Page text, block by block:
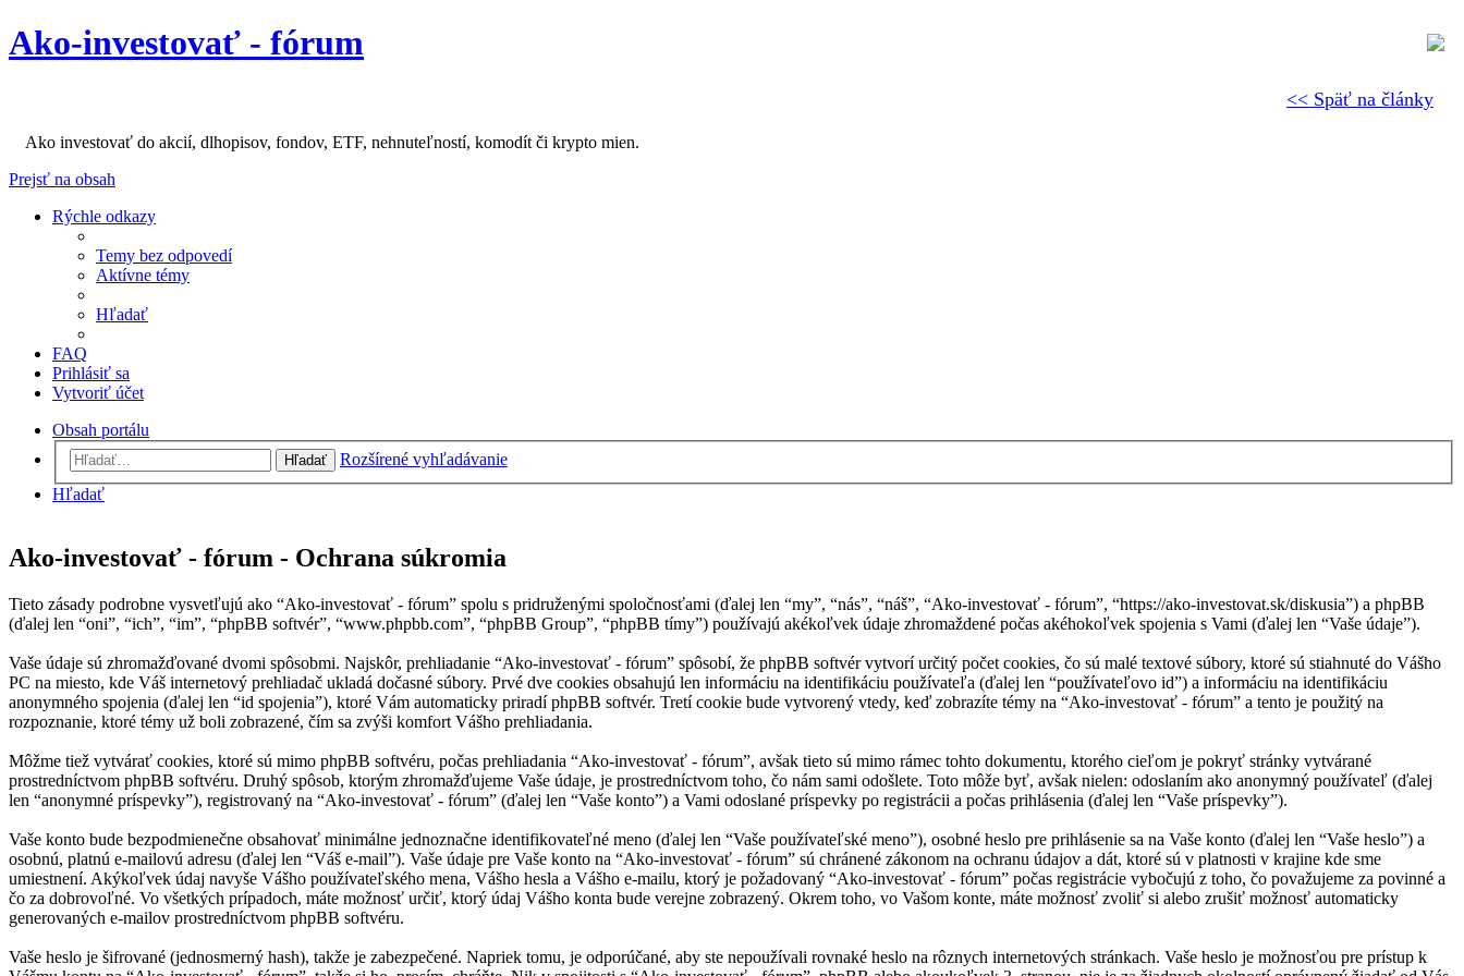
<< Späť na články
Ako-investovať - fórum
Ako investovať do akcií, dlhopisov, fondov, ETF, nehnuteľností, komodít či krypto mien.
Prejsť na obsah
Rýchle odkazy
Temy bez odpovedí
Aktívne témy
Hľadať
FAQ
Prihlásiť sa
Vytvoriť účet
Obsah portálu
Hľadať
Rozšírené vyhľadávanie
Hľadať
Ako-investovať - fórum - Ochrana súkromia
Tieto zásady podrobne vysvetľujú ako “Ako-investovať - fórum” spolu s pridruženými spoločnosťami (ďalej len “my”, “nás”, “náš”, “Ako-investovať - fórum”, “https://ako-investovat.sk/diskusia”) a phpBB
(ďalej len “oni”, “ich”, “im”, “phpBB softvér”, “www.phpbb.com”, “phpBB Group”, “phpBB tímy”) používajú akékoľvek údaje zhromaždené počas akéhokoľvek spojenia s Vami (ďalej len “Vaše údaje”).
Vaše údaje sú zhromažďované dvomi spôsobmi. Najskôr, prehliadanie “Ako-investovať - fórum” spôsobí, že phpBB softvér vytvorí určitý počet cookies, čo sú malé textové súbory, ktoré sú stiahnuté do Vášho
PC na miesto, kde Váš internetový prehliadač ukladá dočasné súbory. Prvé dve cookies obsahujú len informáciu na identifikáciu používateľa (ďalej len “používateľovo id”) a informáciu na identifikáciu
anonymného spojenia (ďalej len “id spojenia”), ktoré Vám automaticky priradí phpBB softvér. Tretí cookie bude vytvorený vtedy, keď zobrazíte témy na “Ako-investovať - fórum” a tento je použitý na
rozpoznanie, ktoré témy už boli zobrazené, čím sa zvýši komfort Vášho prehliadania.
Môžme tiež vytvárať cookies, ktoré sú mimo phpBB softvéru, počas prehliadania “Ako-investovať - fórum”, avšak tieto sú mimo rámec tohto dokumentu, ktorého cieľom je pokryť stránky vytvárané
prostredníctvom phpBB softvéru. Druhý spôsob, ktorým zhromažďujeme Vaše údaje, je prostredníctvom toho, čo nám sami odošlete. Toto môže byť, avšak nielen: odoslaním ako anonymný používateľ (ďalej
len “anonymné príspevky”), registrovaný na “Ako-investovať - fórum” (ďalej len “Vaše konto”) a Vami odoslané príspevky po registrácii a počas prihlásenia (ďalej len “Vaše príspevky”).
Vaše konto bude bezpodmienečne obsahovať minimálne jednoznačne identifikovateľné meno (ďalej len “Vaše používateľské meno”), osobné heslo pre prihlásenie sa na Vaše konto (ďalej len “Vaše heslo”) a
osobnú, platnú e-mailovú adresu (ďalej len “Váš e-mail”). Vaše údaje pre Vaše konto na “Ako-investovať - fórum” sú chránené zákonom na ochranu údajov a dát, ktoré sú v platnosti v krajine kde sme
umiestnení. Akýkoľvek údaj navyše Vášho používateľského mena, Vášho hesla a Vášho e-mailu, ktorý je požadovaný “Ako-investovať - fórum” počas registrácie vybočujú z toho, čo považujeme za povinné a
čo za dobrovoľné. Vo všetkých prípadoch, máte možnosť určiť, ktorý údaj Vášho konta bude verejne zobrazený. Okrem toho, vo Vašom konte, máte možnosť zvoliť si alebo zrušiť možnosť automaticky
generovaných e-mailov prostredníctvom phpBB softvéru.
Vaše heslo je šifrované (jednosmerný hash), takže je zabezpečené. Napriek tomu, je odporúčané, aby ste nepoužívali rovnaké heslo na rôznych internetových stránkach. Vaše heslo je možnosťou pre prístup k